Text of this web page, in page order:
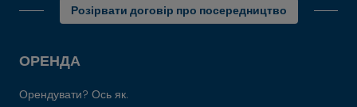
Розірвати договір про посередництво
ОРЕНДА
Орендувати? Ось як.